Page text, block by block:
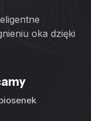
oka dzięki